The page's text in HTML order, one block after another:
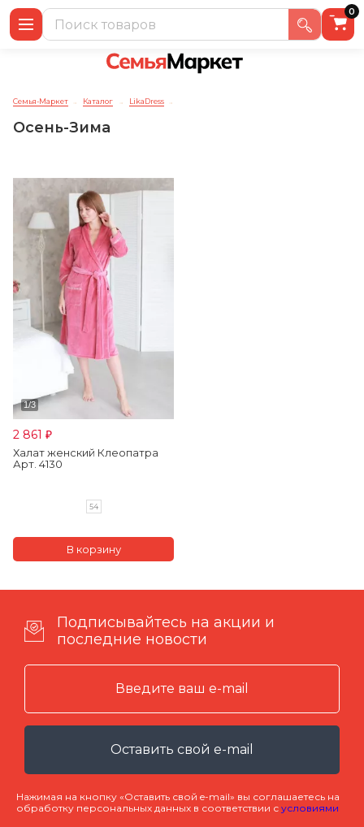
0
Семья-Маркет → Каталог → LikaDress →
Осень-Зима
2 861 ₽
Халат женский Клеопатра
Арт. 4130
54
Подписывайтесь на акции и
последние новости
Оставить свой e-mail
Нажимая на кнопку «Оставить свой e-mail» вы соглашаетесь на
обработку персональных данных в соответствии с условиями